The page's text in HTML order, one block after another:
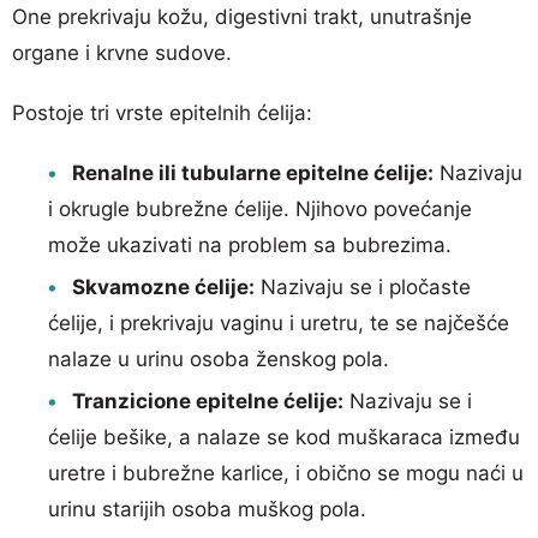
One prekrivaju kožu, digestivni trakt, unutrašnje
organe i krvne sudove.
Postoje tri vrste epitelnih ćelija:
Renalne ili tubularne epitelne ćelije: Nazivaju
i okrugle bubrežne ćelije. Njihovo povećanje
može ukazivati na problem sa bubrezima.
Skvamozne ćelije: Nazivaju se i pločaste
ćelije, i prekrivaju vaginu i uretru, te se najčešće
nalaze u urinu osoba ženskog pola.
Tranzicione epitelne ćelije: Nazivaju se i
ćelije bešike, a nalaze se kod muškaraca između
uretre i bubrežne karlice, i obično se mogu naći u
urinu starijih osoba muškog pola.